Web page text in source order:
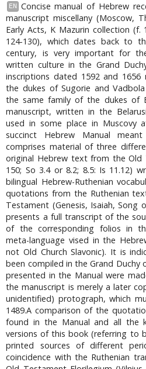
EN
Concise manual of Hebrew
manuscript miscellany (Moscow,
Early Acts, K Mazurin collection
124-130), which dates back to
century, is very important for
written culture in the Grand
inscriptions dated 1592 and
the dukes of Sugorie and
the same family of the dukes of
manuscript, written in the
used in some place in Muscovy
succinct Hebrew Manual
comprises material of three
original Hebrew text from the Old
150; So 3.4 or 8.2; 8.5: Is 11.12)
bilingual Hebrew-Ruthenian
quotations from the Ruthenian
Testament (Genesis, Isaiah, Song
presents a full transcript of the
of the corresponding folios in
meta-language vised in the
not Old Church Slavonic). It is
been compiled in the Grand Duchy
presented in the Manual were
the manuscript is merely a later
unidentified) protograph, which
1489.A comparison of the
found in the Manual and all the
versions of this book (referring to
printed sources of different
coincidence with the Ruthenian